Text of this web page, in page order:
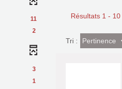
Résultats 1 - 10
Tri :(Effet
imédiat)
Pertinence
11
2
3
1